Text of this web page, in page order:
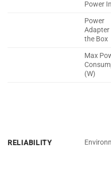
Power
Power
Adapter
the Box
Max
(W)
RELIABILITY